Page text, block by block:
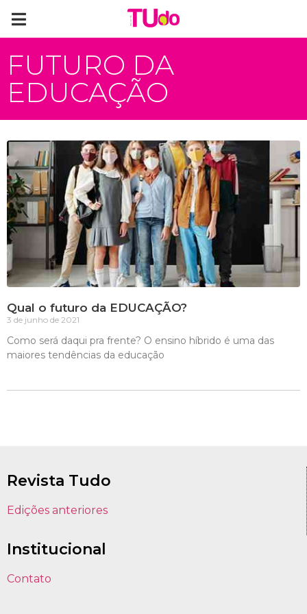
FUTURO DA
EDUCAÇÃO
Qual o futuro da EDUCAÇÃO?
3 de junho de 2021
Como será daqui pra frente? O ensino híbrido é uma das
maiores tendências da educação
Revista Tudo
Edições anteriores
Institucional
Contato